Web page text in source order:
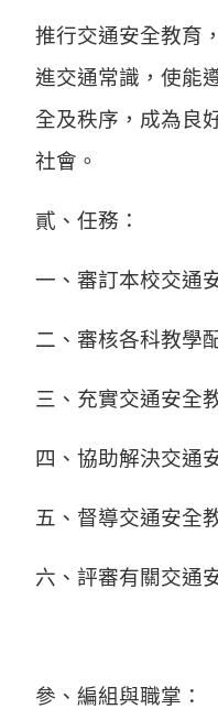
推行交通安全教育
進交通常識，使能
全及秩序，成為良
社會。
貳、任務：
一、審訂本校交通
二、審核各科教學
三、充實交通安全
四、協助解決交通
五、督導交通安全
六、評審有關交通
參、編組與職掌：